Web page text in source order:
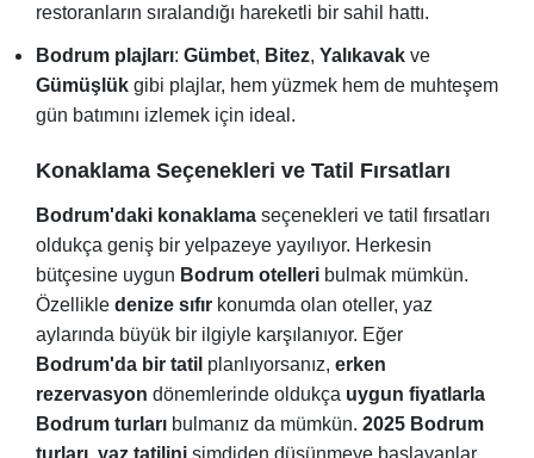
restoranların sıralandığı hareketli bir sahil hattı.
Bodrum plajları: Gümbet, Bitez, Yalıkavak ve
Gümüşlük gibi plajlar, hem yüzmek hem de muhteşem
gün batımını izlemek için ideal.
Konaklama Seçenekleri ve Tatil Fırsatları
Bodrum'daki konaklama seçenekleri ve tatil fırsatları
oldukça geniş bir yelpazeye yayılıyor. Herkesin
bütçesine uygun Bodrum otelleri bulmak mümkün.
Özellikle denize sıfır konumda olan oteller, yaz
aylarında büyük bir ilgiyle karşılanıyor. Eğer
Bodrum'da bir tatil planlıyorsanız, erken
rezervasyon dönemlerinde oldukça uygun fiyatlarla
Bodrum turları bulmanız da mümkün. 2025 Bodrum
turları, yaz tatilini şimdiden düşünmeye başlayanlar